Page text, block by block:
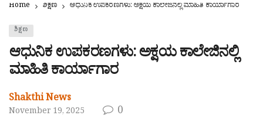
Home ಶಿಕ್ಷಣ ಆಧುನಿಕ ಉಪಕರಣಗಳು: ಅಕ್ಷಯ ಕಾಲೇಜಿನಲ್ಲಿ ಮಾಹಿತಿ ಕಾರ್ಯಾಗಾರ
ಶಿಕ್ಷಣ
ಆಧುನಿಕ ಉಪಕರಣಗಳು: ಅಕ್ಷಯ ಕಾಲೇಜಿನಲ್ಲಿ
ಮಾಹಿತಿ ಕಾರ್ಯಾಗಾರ
Shakthi News
November 19, 2025 0